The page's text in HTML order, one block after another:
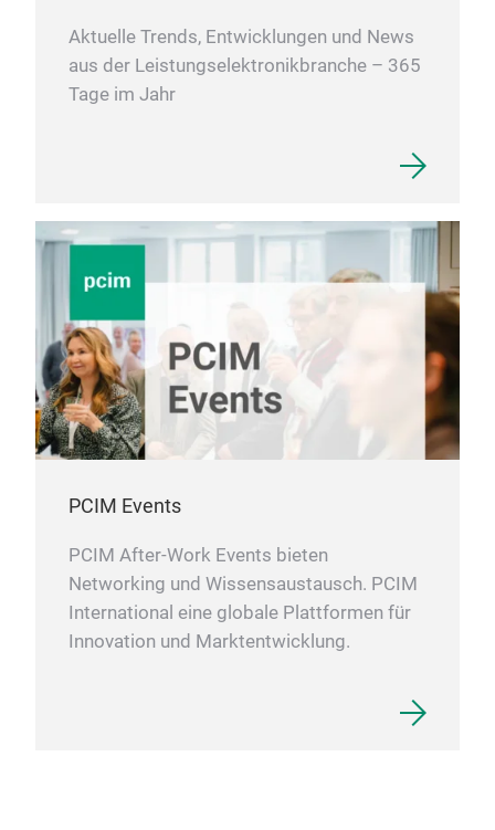
Aktuelle Trends, Entwicklungen und News
aus der Leistungselektronikbranche – 365
Tage im Jahr
PCIM Events
PCIM After-Work Events bieten
Networking und Wissensaustausch. PCIM
International eine globale Plattformen für
Innovation und Marktentwicklung.